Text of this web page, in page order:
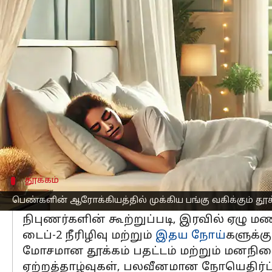
பெண்களின் ஆரோக்கியத்தில் முக்கிய பங்கு வகிக்கும்
எழுதியவர் Sekar Chinnappan Mar 08, 2025 04:44 pm
செய்தி முன்னோட்டம்
மார்ச் 8 ஆம் தேதி உலகம் முழுவதும்
ஆரோக்கியத்தைப் பராமரிப்பதில்
மன மற்றும் உடல் நலனுக்கு போதுமான
அதே நேரத்தில் நாள்பட்ட நோய்களின்
தூக்கம்
சரியான தூக்கம் இல்லாததால்
நிபுணர்களின் கூற்றுப்படி, இரவில் ஏழு
டைப்-2 நீரிழிவு மற்றும் இதய நோய்
மோசமான தூக்கம் பதட்டம் மற்றும்
ஏற்றத்தாழ்வுகள், பலவீனமான